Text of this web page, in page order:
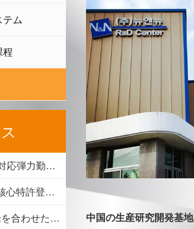
ム
程
ネクストアイ、爆炎対応弾力勤務施行…従業員の健康・安全支援の強化
NEXTEYE、第11号核心特許登録、フィルムスタンド技術で 光学検査効率性が大幅に向上。
NEXTEYE「韓-中-米を合わせた企業になる」
中国の生産研究開発基地